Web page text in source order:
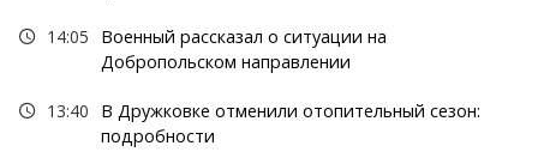
14:05
Военный рассказал о ситуации на
Добропольском направлении
13:40
В Дружковке отменили отопительный сезон:
подробности